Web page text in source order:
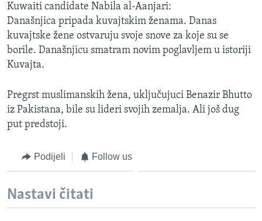
Kuwaiti candidate Nabila al-Aanjari:
Današnjica pripada kuvajtskim ženama. Danas
kuvajtske žene ostvaruju svoje snove za koje su se
borile. Današnjicu smatram novim poglavljem u istoriji
Kuvajta.
Pregrst muslimanskih žena, uključujuci Benazir Bhutto
iz Pakistana, bile su lideri svojih zemalja. Ali još dug
put predstoji.
Podijeli Follow us
Nastavi čitati